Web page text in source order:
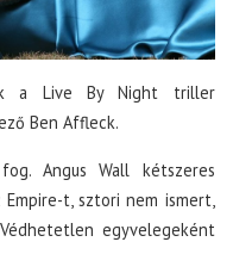
a Live By Night triller
Ben Affleck.
Angus Wall kétszeres
t, sztori nem ismert,
egyvelegeként